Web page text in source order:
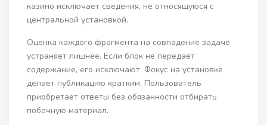
казино исключает сведения, не относящуюся с
центральной установкой.
Оценка каждого фрагмента на совпадение задаче
устраняет лишнее. Если блок не передаёт
содержание, его исключают. Фокус на установке
делает публикацию кратким. Пользователь
приобретает ответы без обязанности отбирать
побочную материал.